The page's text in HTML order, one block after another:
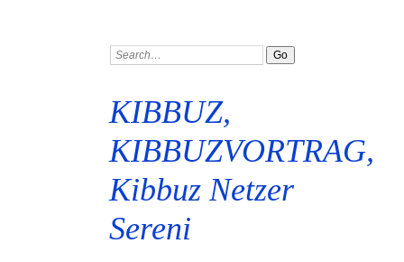
KIBBUZ,
KIBBUZVORTRAG,
Kibbuz Netzer
Sereni